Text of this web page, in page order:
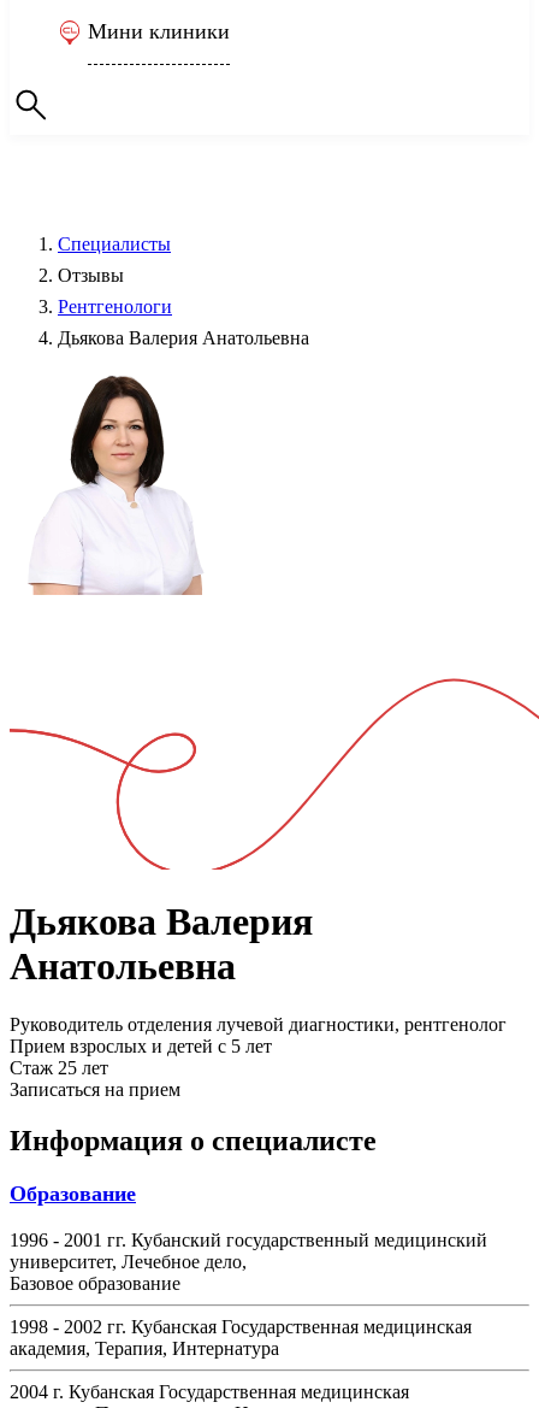
Мини клиники
Специалисты
Отзывы
Рентгенологи
Дьякова Валерия Анатольевна
Дьякова Валерия
Анатольевна
Руководитель отделения лучевой диагностики, рентгенолог
Прием взрослых и детей с 5 лет
Стаж 25 лет
Записаться на прием
Информация о специалисте
Образование
1996 - 2001 гг. Кубанский государственный медицинский
университет, Лечебное дело,
Базовое образование
1998 - 2002 гг. Кубанская Государственная медицинская
академия, Терапия, Интернатура
2004 г. Кубанская Государственная медицинская